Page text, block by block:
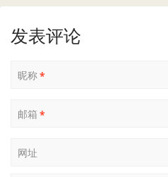
发表评论
昵称*
邮箱 *
网址